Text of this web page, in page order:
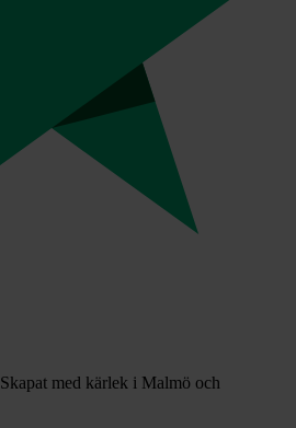
Skapat med kärlek i Malmö och